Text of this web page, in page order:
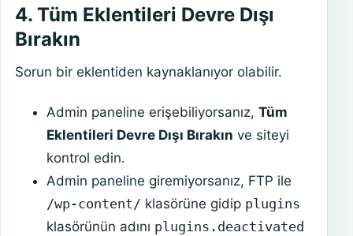
4. Tüm Eklentileri Devre Dışı
Bırakın
Sorun bir eklentiden kaynaklanıyor olabilir.
Admin paneline erişebiliyorsanız, Tüm
Eklentileri Devre Dışı Bırakın ve siteyi
kontrol edin.
Admin paneline giremiyorsanız, FTP ile
/wp-content/ klasörüne gidip plugins
klasörünün adını plugins.deactivated